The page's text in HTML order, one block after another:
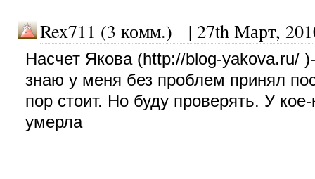
Rex711 (3 комм.) | 27th Март,
Насчет Якова (http://blog-yakova.ru/
знаю у меня без проблем принял
пор стоит. Но буду проверять. У кое-
умерла